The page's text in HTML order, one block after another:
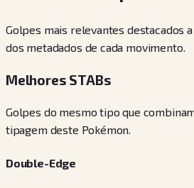
Golpes mais relevantes destacados
dos metadados de cada movimento.
Melhores STABs
Golpes do mesmo tipo que
tipagem deste Pokémon.
Double-Edge